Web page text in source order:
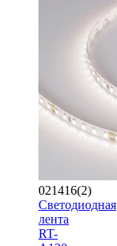
021416(2)
Светодиодная
лента
RT-